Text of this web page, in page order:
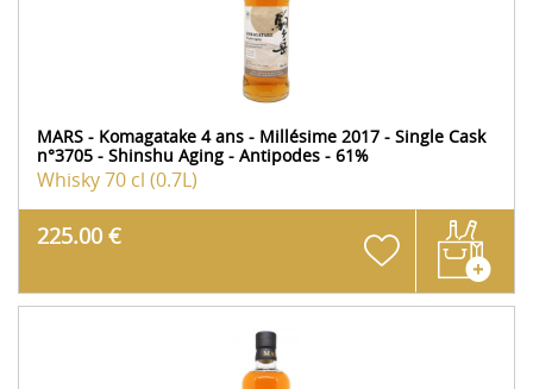
MARS - Komagatake 4 ans - Millésime 2017 - Single Cask
n°3705 - Shinshu Aging - Antipodes - 61%
Whisky70 cl (0.7L)
225.00 €